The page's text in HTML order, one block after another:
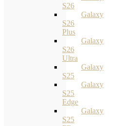
S26
Galaxy
S26
Plus
Galaxy
S26
Ultra
Galaxy
S25
Galaxy
S25
Edge
Galaxy
S25